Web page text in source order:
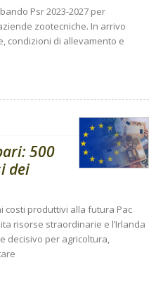
Psr 2023-2027 per
zootecniche. In arrivo
condizioni di allevamento e
500
dei
costi produttivi alla futura Pac
risorse straordinarie e l’Irlanda
decisivo per agricoltura,